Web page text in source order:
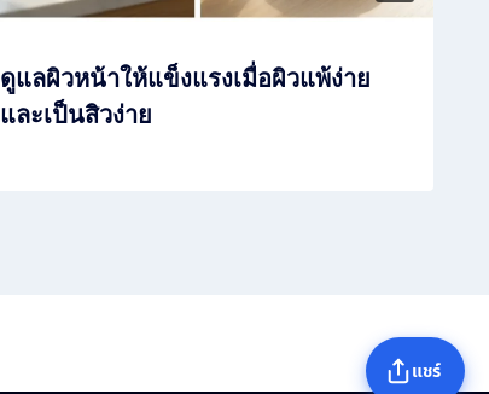
ดูแลผิวหน้าให้แข็งแรงเมื่อผิวแพ้ง่าย
และเป็นสิวง่าย
แชร์